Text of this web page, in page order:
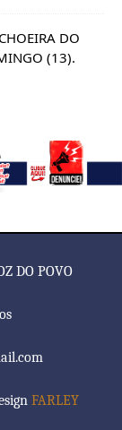
DO
(13).
DO POVO
FARLEY